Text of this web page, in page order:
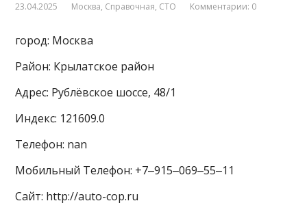
23.04.2025 Москва, Справочная, СТО Комментарии: 0
город: Москва
Район: Крылатское район
Адрес: Рублёвское шоссе, 48/1
Индекс: 121609.0
Телефон: nan
Мобильный Телефон: +7‒915‒069‒55‒11
Сайт: http://auto-cop.ru